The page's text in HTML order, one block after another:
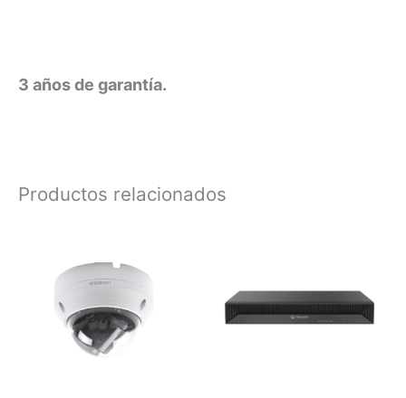
3 años de garantía.
Productos relacionados